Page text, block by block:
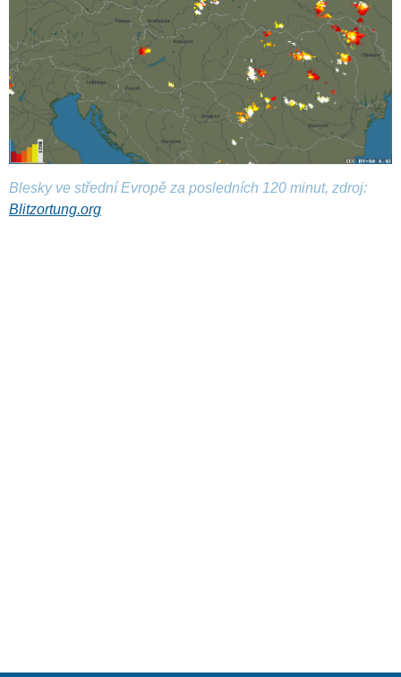
Blesky ve střední Evropě za posledních 120 minut, zdroj:
Blitzortung.org